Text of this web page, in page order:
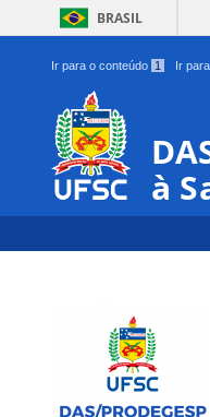
BRASIL
Ir para o conteúdo 1 Ir
à